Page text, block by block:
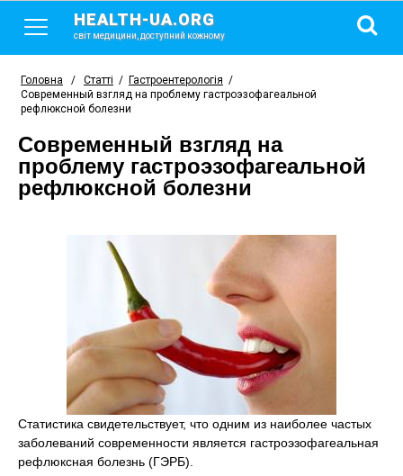
HEALTH-UA.ORG
світ медицини, доступний кожному
Головна / Статті / Гастроентерологія /
Современный взгляд на проблему гастроэзофагеальной
рефлюксной болезни
Современный взгляд на
проблему гастроэзофагеальной
рефлюксной болезни
Статистика свидетельствует, что одним из наиболее частых
заболеваний современности является гастроэзофагеальная
рефлюксная болезнь (ГЭРБ).